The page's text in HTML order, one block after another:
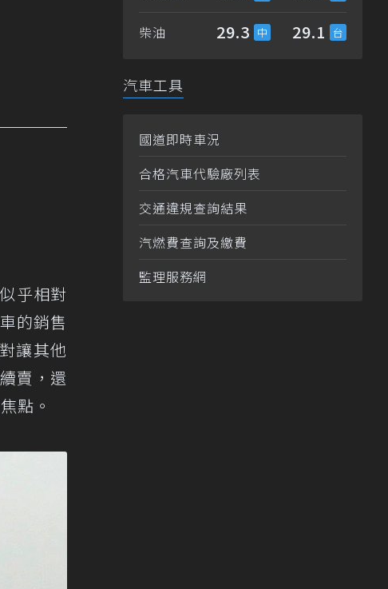
乎相對
的銷售
讓其他
賣，還
點。
柴油 29.3 29.1
汽車工具
國道即時車況
合格汽車代驗廠列表
交通違規查詢結果
汽燃費查詢及繳費
監理服務網